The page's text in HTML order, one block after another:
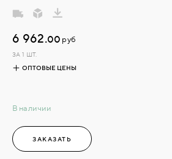
В наличии
6 962.00 руб
ЗА 1 ШТ.
ОПТОВЫЕ ЦЕНЫ
ЗАКАЗАТЬ